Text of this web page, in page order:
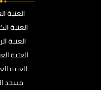
العتبة
العتبة
العتبة
العتبة
العتبة
مسجد